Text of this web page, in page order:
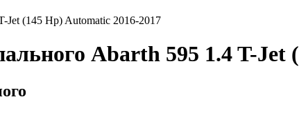
Jet (145 Hp) Automatic 2016-2017
Abarth 595 1.4 T-Jet